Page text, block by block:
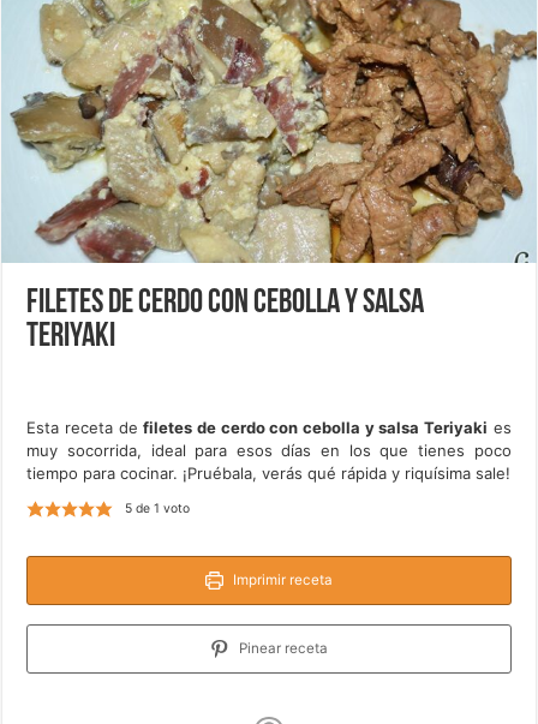
Filetes de cerdo con cebolla y salsa
Teriyaki
Esta receta defiletes de cerdo con cebolla y salsa Teriyaki es
muy socorrida, ideal para esos días en los que tienes poco
tiempo para cocinar. ¡Pruébala, verás qué rápida y riquísima sale!
5de 1 voto
Imprimir receta
Pinear receta